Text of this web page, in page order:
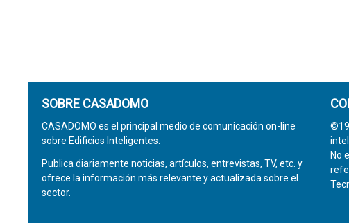
SOBRE CASADOMO
CASADOMO es el principal medio de comunicación on-line
sobre Edificios Inteligentes.
Publica diariamente noticias, artículos, entrevistas, TV, etc. y
ofrece la información más relevante y actualizada sobre el
sector.
No